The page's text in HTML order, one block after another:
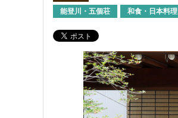
能登川・五個荘
和食・日本料理